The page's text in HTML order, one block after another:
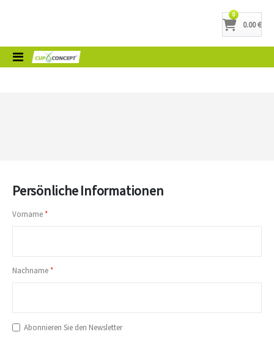
Cart
0.00 €
0Artikel
Toggle
Nav
Persönliche Informationen
Vorname
Nachname
Abonnieren Sie den Newsletter